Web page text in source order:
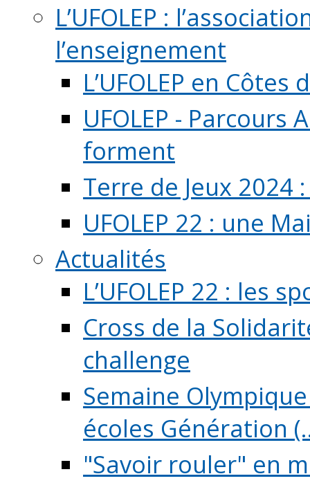
L’UFOLEP :
l’enseignement
L’UFOLEP en Côtes
UFOLEP -
forment
Terre de Jeux 2024
UFOLEP 22 : une
Actualités
L’UFOLEP 22 : les
Cross de la
challenge
Semaine
écoles Génération
"Savoir rouler" en